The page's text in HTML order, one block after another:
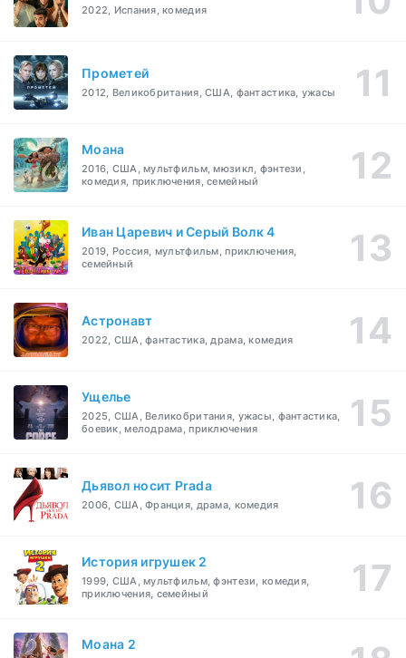
2022, Испания, комедия
Прометей
2012, Великобритания, США, фантастика, ужасы
Моана
2016, США, мультфильм, мюзикл, фэнтези,
комедия, приключения, семейный
Иван Царевич и Серый Волк 4
2019, Россия, мультфильм, приключения,
семейный
Астронавт
2022, США, фантастика, драма, комедия
Ущелье
2025, США, Великобритания, ужасы, фантастика,
боевик, мелодрама, приключения
Дьявол носит Prada
2006, США, Франция, драма, комедия
История игрушек 2
1999, США, мультфильм, фэнтези, комедия,
приключения, семейный
Моана 2